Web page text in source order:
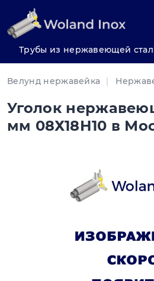
Трубы из нержавеющей
Велунд нержавейка
Уголок
мм 08Х18Н10 в